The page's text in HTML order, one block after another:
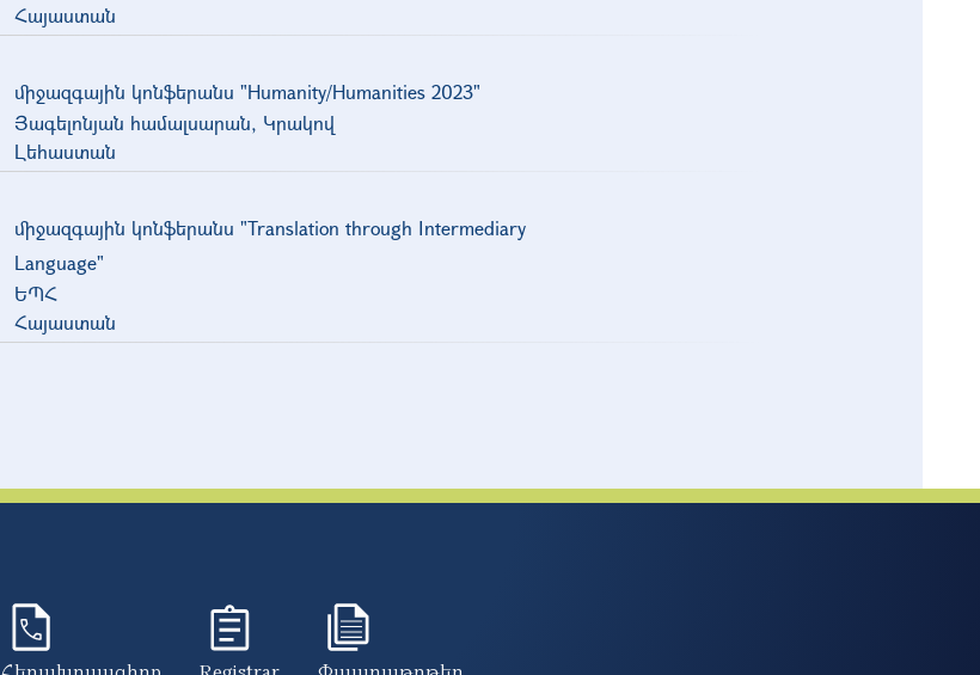
Հայաստան
միջազգային կոնֆերանս "Humanity/Humanities 2023"
Յագելոնյան համալսարան, Կրակով
Լեհաստան
միջազգային կոնֆերանս "Translation through Intermediary
Language"
ԵՊՀ
Հայաստան